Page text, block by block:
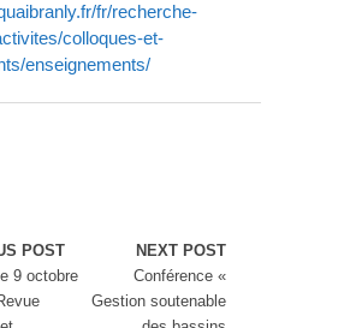
fr/recherche-
colloques-et-
enseignements/
POST
9 octobre
NEXT POST
Conférence «
Gestion soutenable